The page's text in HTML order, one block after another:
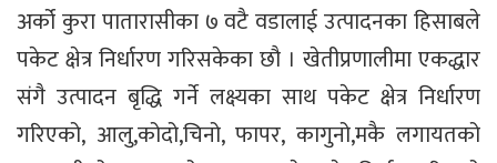
अर्को कुरा पातारासीका ७ वटै वडालाई उत्पादनका हिसाबले
पकेट क्षेत्र निर्धारण गरिसकेका छौ । खेतीप्रणालीमा एकद्धार
संगै उत्पादन बृद्धि गर्ने लक्ष्यका साथ पकेट क्षेत्र निर्धारण
गरिएको, आलु,कोदो,चिनो, फापर, कागुनो,मकै लगायतको